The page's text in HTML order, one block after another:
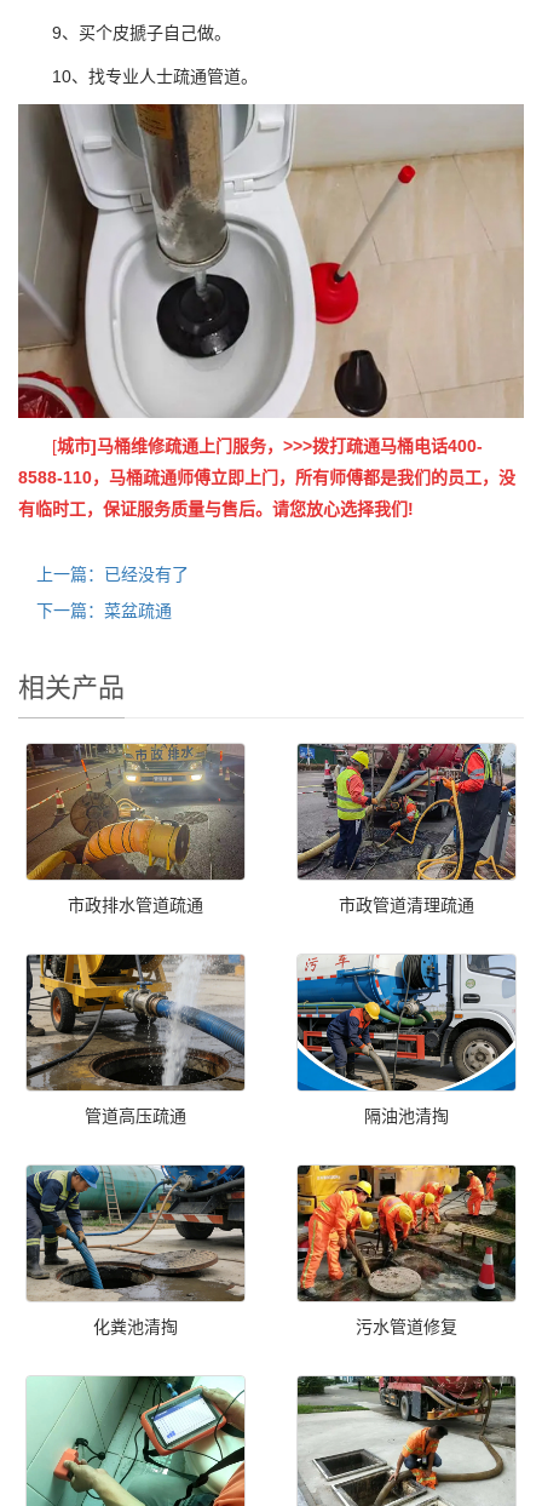
9、买个皮搋子自己做。
10、找专业人士疏通管道。
[城市]马桶维修疏通上门服务，>>>拨打疏通马桶电话400-
8588-110，马桶疏通师傅立即上门，所有师傅都是我们的员工，没
有临时工，保证服务质量与售后。请您放心选择我们!
上一篇：已经没有了
下一篇：菜盆疏通
相关产品
市政排水管道疏通 市政管道清理疏通
管道高压疏通 隔油池清掏
化粪池清掏 污水管道修复